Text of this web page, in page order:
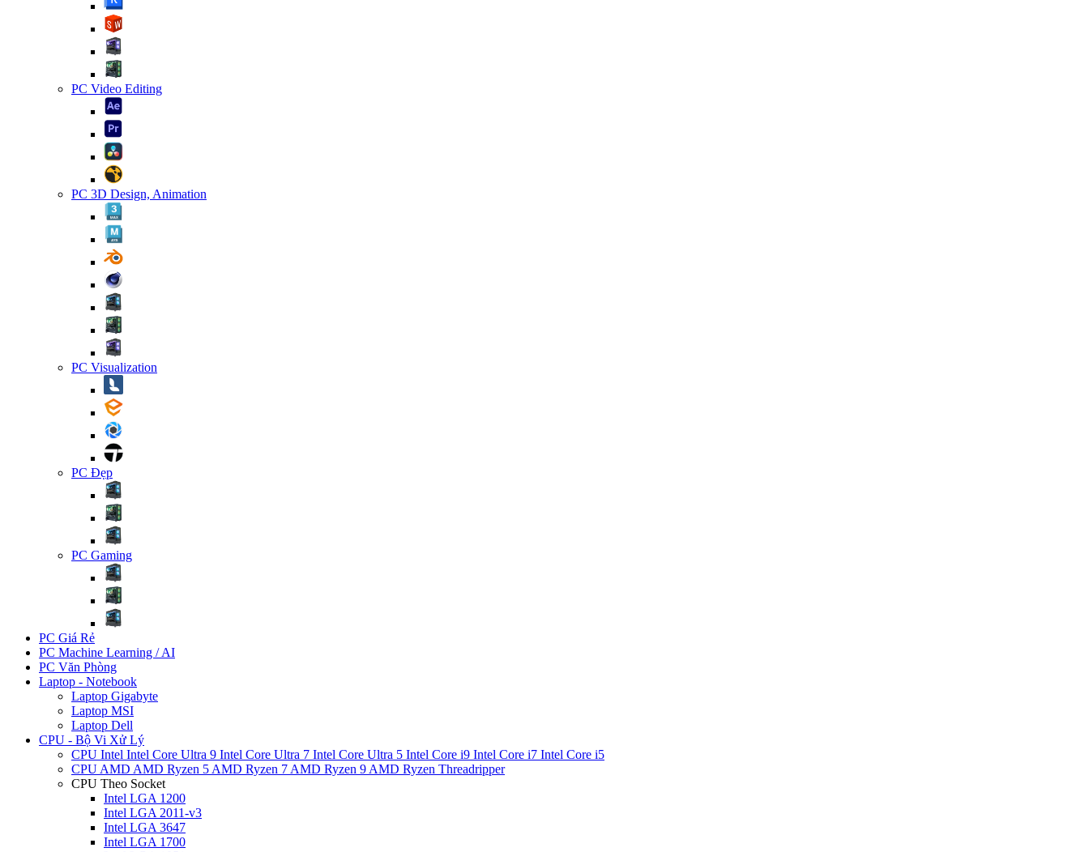
PC Video Editing
PC 3D Design, Animation
PC Visualization
PC Đẹp
PC Gaming
PC Giá Rẻ
PC Machine Learning / AI
PC Văn Phòng
Laptop - Notebook
Laptop Gigabyte
Laptop MSI
Laptop Dell
CPU - Bộ Vi Xử Lý
CPU Intel Intel Core Ultra 9 Intel Core Ultra 7 Intel Core Ultra 5 Intel Core i9 Intel Core i7 Intel Core i5
CPU AMD AMD Ryzen 5 AMD Ryzen 7 AMD Ryzen 9 AMD Ryzen Threadripper
CPU Theo Socket
Intel LGA 1200
Intel LGA 2011-v3
Intel LGA 3647
Intel LGA 1700